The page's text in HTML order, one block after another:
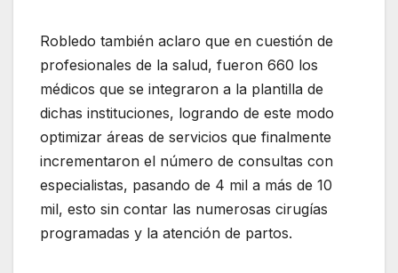
Robledo también aclaro que en cuestión de
profesionales de la salud, fueron 660 los
médicos que se integraron a la plantilla de
dichas instituciones, logrando de este modo
optimizar áreas de servicios que finalmente
incrementaron el número de consultas con
especialistas, pasando de 4 mil a más de 10
mil, esto sin contar las numerosas cirugías
programadas y la atención de partos.